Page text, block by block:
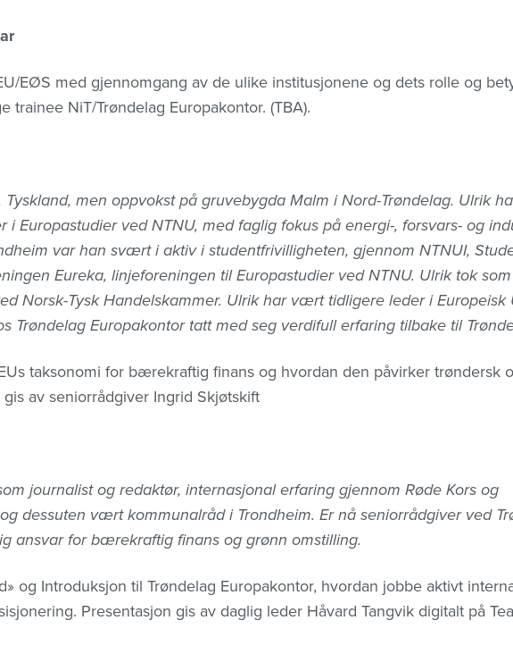
EØS med gjennomgang av de ulike institusjonene og dets rolle og
trainee NiT/Trøndelag Europakontor. (TBA).
men oppvokst på gruvebygda Malm i Nord-Trøndelag. Ulrik
i Europastudier ved NTNU, med faglig fokus på energi-, forsvars- og
var han svært i aktiv i studentfrivilligheten, gjennom NTNUI,
Eureka, linjeforeningen til Europastudier ved NTNU. Ulrik tok
Norsk-Tysk Handelskammer. Ulrik har vært tidligere leder i Europeisk
Trøndelag Europakontor tatt med seg verdifull erfaring tilbake til
taksonomi for bærekraftig finans og hvordan den påvirker trøndersk
av seniorrådgiver Ingrid Skjøtskift
journalist og redaktør, internasjonal erfaring gjennom Røde Kors og
dessuten vært kommunalråd i Trondheim. Er nå seniorrådgiver ved
ansvar for bærekraftig finans og grønn omstilling.
og Introduksjon til Trøndelag Europakontor, hvordan jobbe aktivt
Presentasjon gis av daglig leder Håvard Tangvik digitalt på